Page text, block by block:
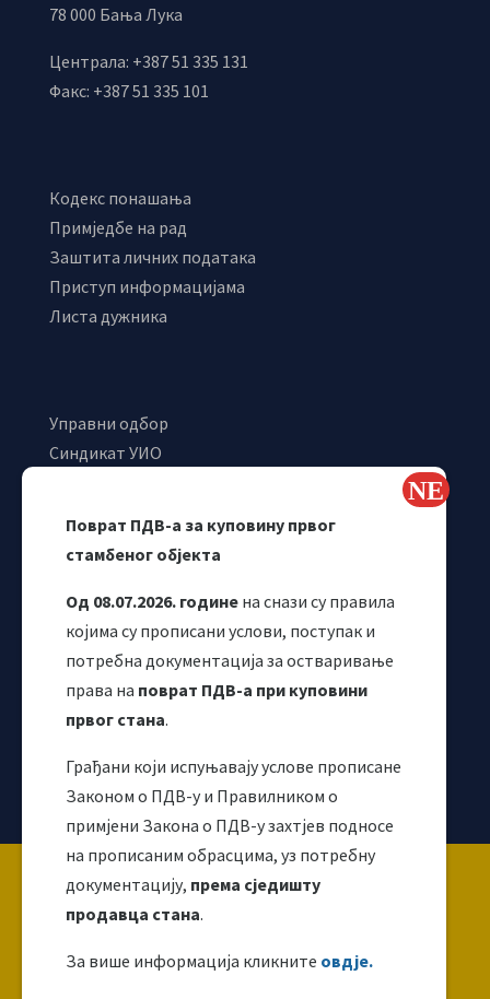
Поврат ПДВ-а за куповину првог
стамбеног објекта
Од 08.07.2026. године на снази су правила
којима су прописани услови, поступак и
потребна документација за остваривање
права на поврат ПДВ-а при куповини
првог стана.
Грађани који испуњавају услове прописане
Законом о ПДВ-у и Правилником о
примјени Закона о ПДВ-у захтјев подносе
на прописаним обрасцима, уз потребну
документацију, према сједишту
продавца стана.
За више информација кликните овдје.
78 000 Бања Лука
Централа: +387 51 335 131
Факс: +387 51 335 101
Кодекс понашања
Примједбе на рад
Заштита личних података
Приступ информацијама
Листа дужника
Управни одбор
Синдикат УИО
Одјељење за макроекономску анализу
Корисни линкови
Copyright ©2026 Uprava za indirektno / neizravno
oporezivanje BiH
Ова веб страница направљена је и одржава се уз